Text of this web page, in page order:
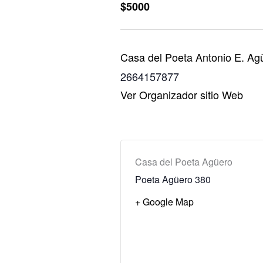
$5000
Casa del Poeta Antonio E.
2664157877
Ver Organizador sitio Web
Casa del Poeta Agüero
Poeta Agüero 380
+ Google Map